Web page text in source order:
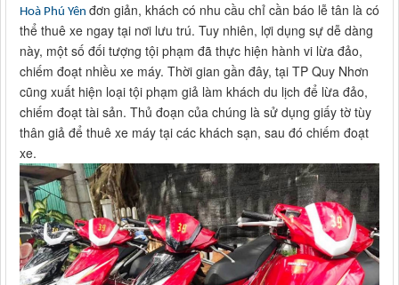
Hoà Phú Yên đơn giản, khách có nhu cầu chỉ cần báo lễ tân là có
thể thuê xe ngay tại nơi lưu trú. Tuy nhiên, lợi dụng sự dễ dàng
này, một số đối tượng tội phạm đã thực hiện hành vi lừa đảo,
chiếm đoạt nhiều xe máy. Thời gian gần đây, tại TP Quy Nhơn
cũng xuất hiện loại tội phạm giả làm khách du lịch để lừa đảo,
chiếm đoạt tài sản. Thủ đoạn của chúng là sử dụng giấy tờ tùy
thân giả để thuê xe máy tại các khách sạn, sau đó chiếm đoạt
xe.